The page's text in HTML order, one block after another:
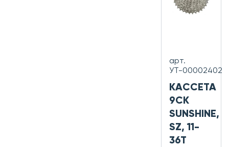
арт.
УТ-00002402
КАССЕТА
9СК
SUNSHINE,
SZ, 11-
36T